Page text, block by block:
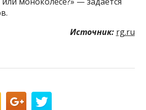
Источник: rg.ru